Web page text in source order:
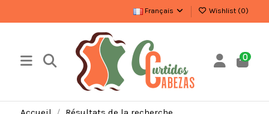
Français Wishlist (0)
0